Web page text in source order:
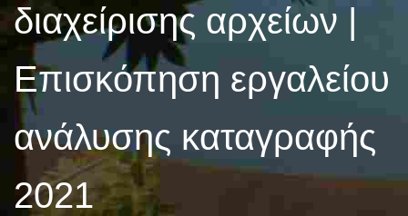
διαχείρισης αρχείων |
Επισκόπηση εργαλείου
ανάλυσης καταγραφής
2021